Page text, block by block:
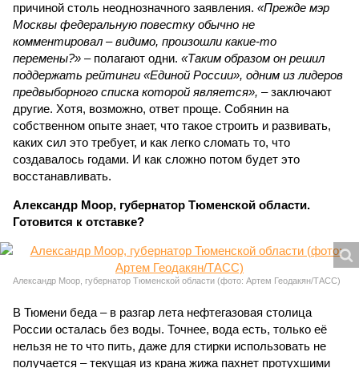
причиной столь неоднозначного заявления. «Прежде мэр
Москвы федеральную повестку обычно не
комментировал – видимо, произошли какие-то
перемены?» – полагают одни. «Таким образом он решил
поддержать рейтинги «Единой России», одним из лидеров
предвыборного списка которой является», – заключают
другие. Хотя, возможно, ответ проще. Собянин на
собственном опыте знает, что такое строить и развивать,
каких сил это требует, и как легко сломать то, что
создавалось годами. И как сложно потом будет это
восстанавливать.
Александр Моор, губернатор Тюменской области.
Готовится к отставке?
Александр Моор, губернатор Тюменской области (фото: Артем Геодакян/ТАСС)
В Тюмени беда – в разгар лета нефтегазовая столица
России осталась без воды. Точнее, вода есть, только её
нельзя не то что пить, даже для стирки использовать не
получается – текущая из крана жижа пахнет протухшими